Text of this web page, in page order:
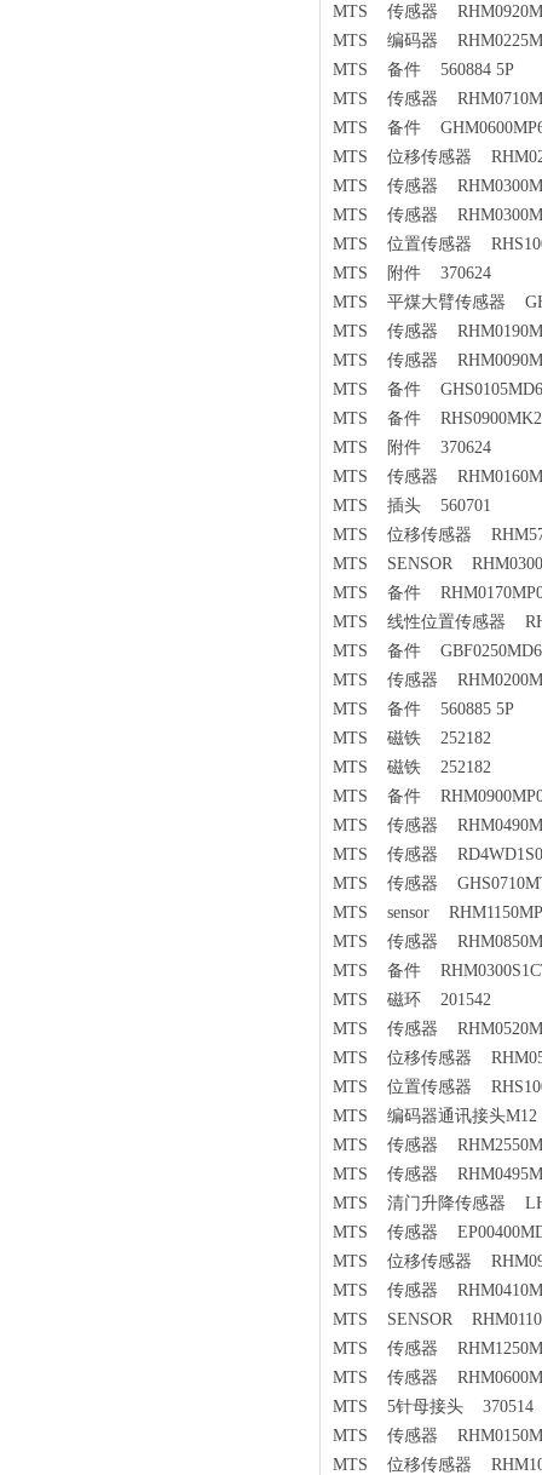
MTS 传感器
MTS 编码器
MTS 备件 560884 5P
MTS 传感器
MTS 备件
MTS 位移传感器
MTS 传感器
MTS 传感器
MTS 位置传感器
MTS 附件 370624
MTS 平煤大臂传感器
MTS 传感器
MTS 传感器
MTS 备件
MTS 备件
MTS 附件 370624
MTS 传感器
MTS 插头 560701
MTS 位移传感器
MTS SENSOR
MTS 备件
MTS 线性位置传感器
MTS 备件
MTS 传感器
MTS 备件 560885 5P
MTS 磁铁 252182
MTS 磁铁 252182
MTS 备件
MTS 传感器
MTS 传感器
MTS 传感器
MTS sensor
MTS 传感器
MTS 备件
MTS 磁环 201542
MTS 传感器
MTS 位移传感器
MTS 位置传感器
MTS 编码器通讯接头
MTS 传感器
MTS 传感器
MTS 清门升降传感器
MTS 传感器
MTS 位移传感器
MTS 传感器
MTS SENSOR
MTS 传感器
MTS 传感器
MTS 5针母接头 370514
MTS 传感器
MTS 位移传感器